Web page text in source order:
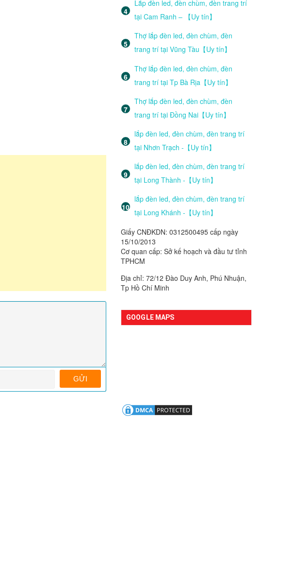
Lắp đèn led, đèn chùm, đèn trang trí
tại Cam Ranh – 【Uy tín】
Thợ lắp đèn led, đèn chùm, đèn
trang trí tại Vũng Tàu【Uy tín】
Thợ lắp đèn led, đèn chùm, đèn
trang trí tại Tp Bà Rịa【Uy tín】
Thợ lắp đèn led, đèn chùm, đèn
trang trí tại Đồng Nai【Uy tín】
lắp đèn led, đèn chùm, đèn trang trí
tại Nhơn Trạch -【Uy tín】
lắp đèn led, đèn chùm, đèn trang trí
tại Long Thành -【Uy tín】
lắp đèn led, đèn chùm, đèn trang trí
tại Long Khánh -【Uy tín】
Giấy CNĐKDN: 0312500495 cấp ngày
15/10/2013
Cơ quan cấp: Sở kế hoạch và đầu tư tỉnh
TPHCM
Địa chỉ: 72/12 Đào Duy Anh, Phú Nhuận,
Tp Hồ Chí Minh
GOOGLE MAPS